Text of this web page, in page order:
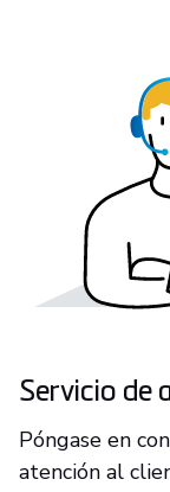
Servicio de
Póngase en
atención al